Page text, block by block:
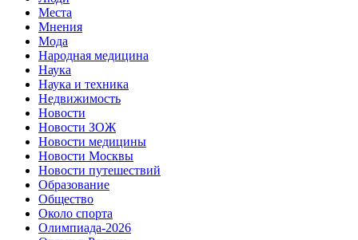
Места
Мнения
Мода
Народная медицина
Наука
Наука и техника
Недвижимость
Новости
Новости ЗОЖ
Новости медицины
Новости Москвы
Новости путешествий
Образование
Общество
Около спорта
Олимпиада-2026